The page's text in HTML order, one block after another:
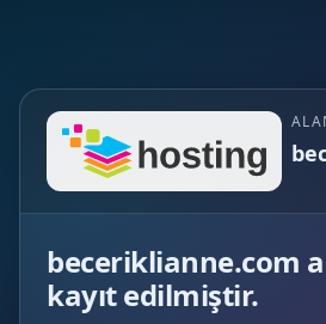
beceriklianne.com
kayıt edilmiştir.